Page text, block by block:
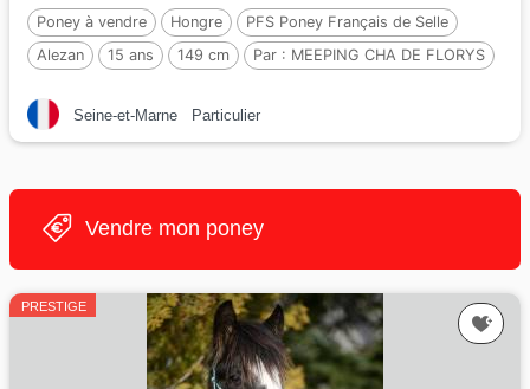
Poney à vendre Hongre
PFS Poney Français de Selle
Alezan
15 ans 149 cm Par : MEEPING CHA DE FLORYS
Seine-et-Marne Particulier
Vendre mon poney
PRESTIGE